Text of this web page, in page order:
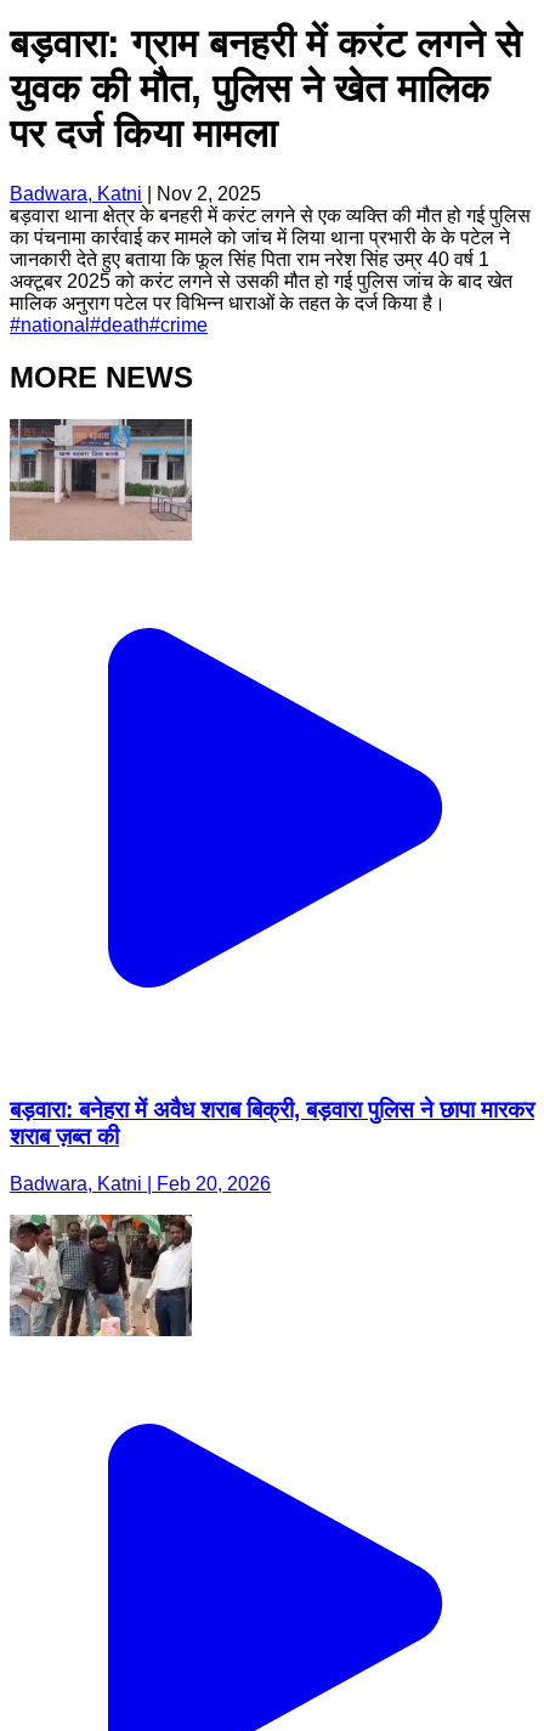
बड़वारा: ग्राम बनहरी में करंट लगने से
युवक की मौत, पुलिस ने खेत मालिक
पर दर्ज किया मामला
Badwara, Katni
Nov 2, 2025
बड़वारा थाना क्षेत्र के बनहरी में करंट लगने से एक व्यक्ति की मौत हो गई पुलिस
का पंचनामा कार्रवाई कर मामले को जांच में लिया थाना प्रभारी के के पटेल ने
जानकारी देते हुए बताया कि फूल सिंह पिता राम नरेश सिंह उम्र 40 वर्ष 1
अक्टूबर 2025 को करंट लगने से उसकी मौत हो गई पुलिस जांच के बाद खेत
मालिक अनुराग पटेल पर विभिन्न धाराओं के तहत के दर्ज किया है।
#national #death#crime
MORE NEWS
बड़वारा: बनेहरा में अवैध शराब बिक्री, बड़वारा पुलिस ने छापा मारकर
शराब ज़ब्त की
Badwara, Katni | Feb 20, 2026